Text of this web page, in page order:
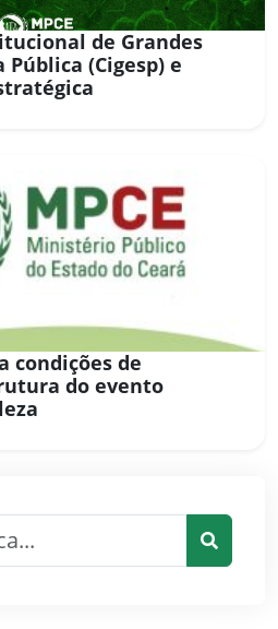
de Grandes
Pública (Cigesp) e
condições de
do evento